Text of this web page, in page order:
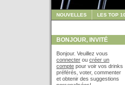
NOUVELLES LES TOP 10
BONJOUR, INVITÉ
Bonjour. Veuillez vous
connecter ou créer un
compte pour voir vos drinks
préférés, voter, commenter
et obtenir des suggestions